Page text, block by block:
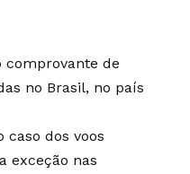
comprovante de
no Brasil, no país
caso dos voos
exceção nas